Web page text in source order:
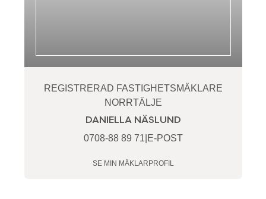
REGISTRERAD FASTIGHETSMÄKLARE
NORRTÄLJE
DANIELLA NÄSLUND
0708-88 89 71 E-POST
SE MIN MÄKLARPROFIL